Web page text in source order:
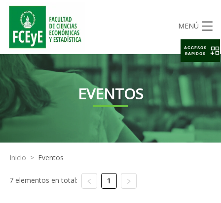
MENÚ
EVENTOS
Inicio > Eventos
7 elementos en total: 1
ACCESOS
RAPIDOS